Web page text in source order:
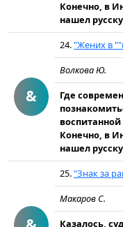
Конечно, в
нашел
&
24."Жених в
Волкова Ю.
Где
Конечно, в
нашел
25."Знак за
Макаров С.
Казалось,